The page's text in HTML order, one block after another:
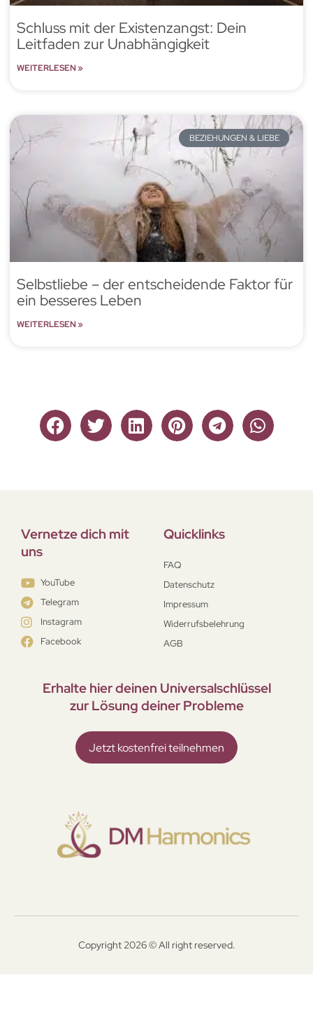
Schluss mit der Existenzangst: Dein
Leitfaden zur Unabhängigkeit
WEITERLESEN »
BEZIEHUNGEN & LIEBE
Selbstliebe – der entscheidende Faktor für
ein besseres Leben
WEITERLESEN »
Vernetze dich mit
uns
YouTube
Telegram
Instagram
Facebook
Quicklinks
FAQ
Datenschutz
Impressum
Widerrufsbelehrung
AGB
Erhalte hier deinen Universal­schlüssel
zur Lösung deiner Probleme
Jetzt kostenfrei teilnehmen
Copyright 2026 © All right reserved.